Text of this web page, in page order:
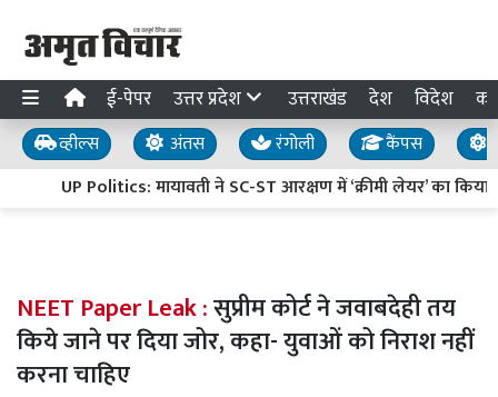
ई-पेपर उत्तर प्रदेश उत्तराखंड देश विदेश
व्हील्स अंतस रंगोली कैंपस
UP Politics: मायावती ने SC-ST आरक्षण में ‘क्रीमी लेयर’ का
NEET Paper Leak :सुप्रीम कोर्ट ने जवाबदेही तय
किये जाने पर दिया जोर, कहा- युवाओं को निराश नहीं
करना चाहिए